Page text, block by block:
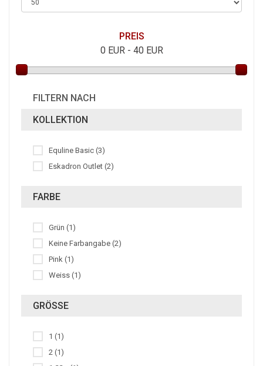
PREIS
0EUR - 40EUR
FILTERN NACH
KOLLEKTION
Equline Basic (3)
Eskadron Outlet (2)
FARBE
Grün (1)
Keine Farbangabe (2)
Pink (1)
Weiss (1)
GRÖSSE
1 (1)
2 (1)